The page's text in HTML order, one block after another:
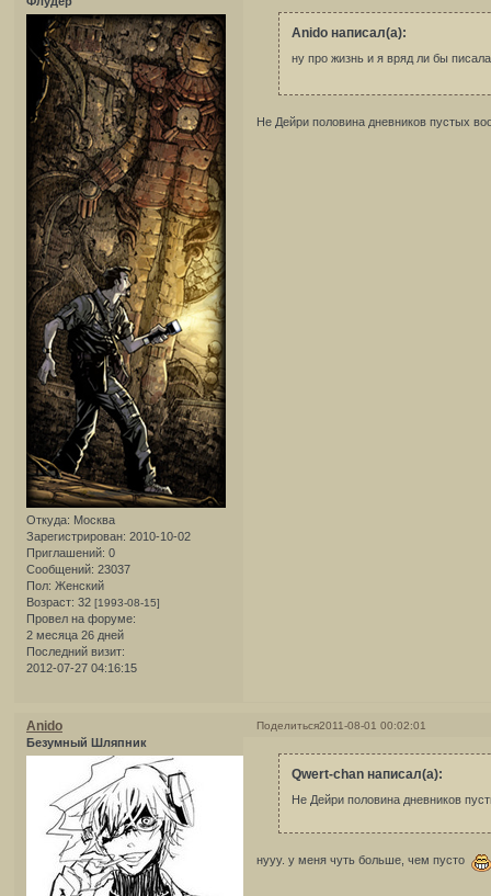
Откуда: Москва
Зарегистрирован: 2010-10-02
Приглашений: 0
Сообщений: 23037
Пол: Женский
Возраст: 32 [1993-08-15]
Провел на форуме:
2 месяца 26 дней
Последний визит:
2012-07-27 04:16:15
Anido написал(а):
ну про жизнь и я вряд ли бы
Не Дейри половина дневников пустых
Поделиться2011-08-01 00:02:01
Anido
Безумный Шляпник
Qwert-chan написал(а):
Не Дейри половина дневников
нууу. у меня чуть больше, чем пусто